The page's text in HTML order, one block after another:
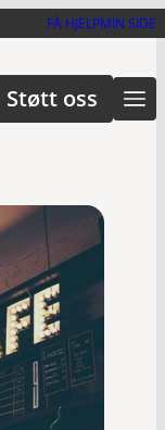
FÅ HJELPMIN SIDE
Støtt oss